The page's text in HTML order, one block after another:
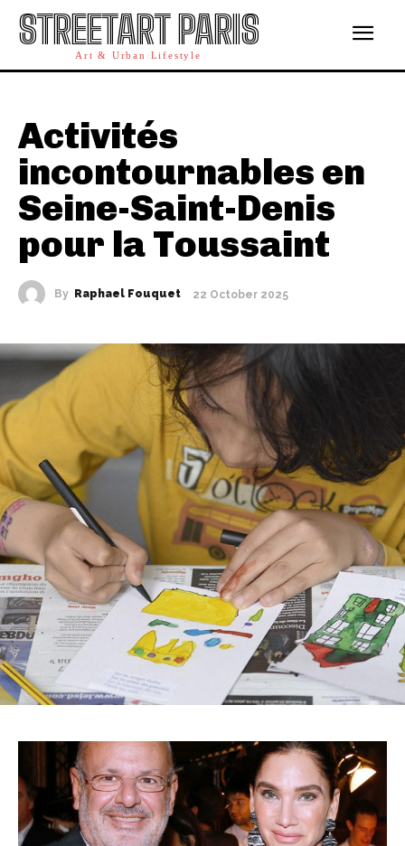
STREETART PARIS
Art & Urban Lifestyle
Activités
incontournables en
Seine-Saint-Denis
pour la Toussaint
By Raphael Fouquet 22 October 2025